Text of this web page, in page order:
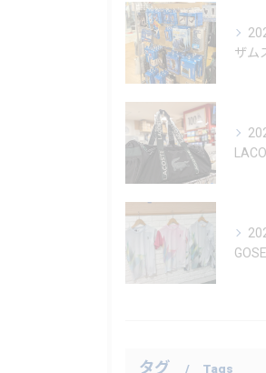
タグ Tags